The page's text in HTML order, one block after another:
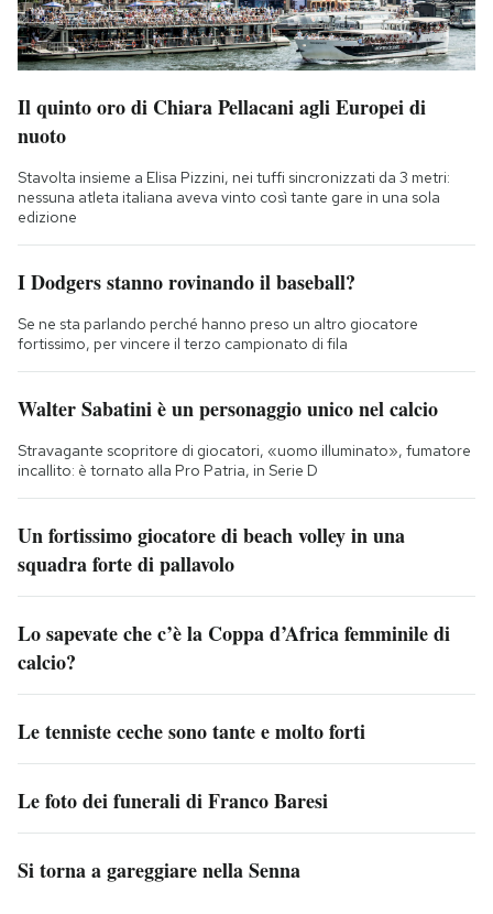
Il quinto oro di Chiara Pellacani agli Europei di
nuoto
Stavolta insieme a Elisa Pizzini, nei tuffi sincronizzati da 3 metri:
nessuna atleta italiana aveva vinto così tante gare in una sola
edizione
I Dodgers stanno rovinando il baseball?
Se ne sta parlando perché hanno preso un altro giocatore
fortissimo, per vincere il terzo campionato di fila
Walter Sabatini è un personaggio unico nel calcio
Stravagante scopritore di giocatori, «uomo illuminato», fumatore
incallito: è tornato alla Pro Patria, in Serie D
Un fortissimo giocatore di beach volley in una
squadra forte di pallavolo
Lo sapevate che c’è la Coppa d’Africa femminile di
calcio?
Le tenniste ceche sono tante e molto forti
Le foto dei funerali di Franco Baresi
Si torna a gareggiare nella Senna